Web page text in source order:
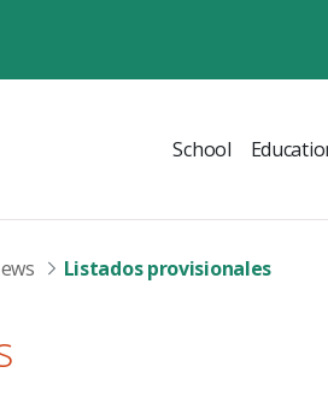
School
Listados provisionales